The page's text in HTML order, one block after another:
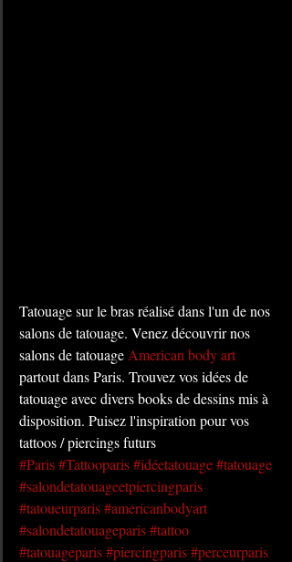
Tatouage sur le bras réalisé dans l'un de nos
salons de tatouage. Venez découvrir nos
salons de tatouage American body art
partout dans Paris. Trouvez vos idées de
tatouage avec divers books de dessins mis à
disposition. Puisez l'inspiration pour vos
tattoos / piercings futurs
#Paris#Tattooparis#idéetatouage#tatouage
#salondetatouageetpiercingparis
#tatoueurparis#americanbodyart
#salondetatouageparis#tattoo
#tatouageparis#piercingparis#perceurparis